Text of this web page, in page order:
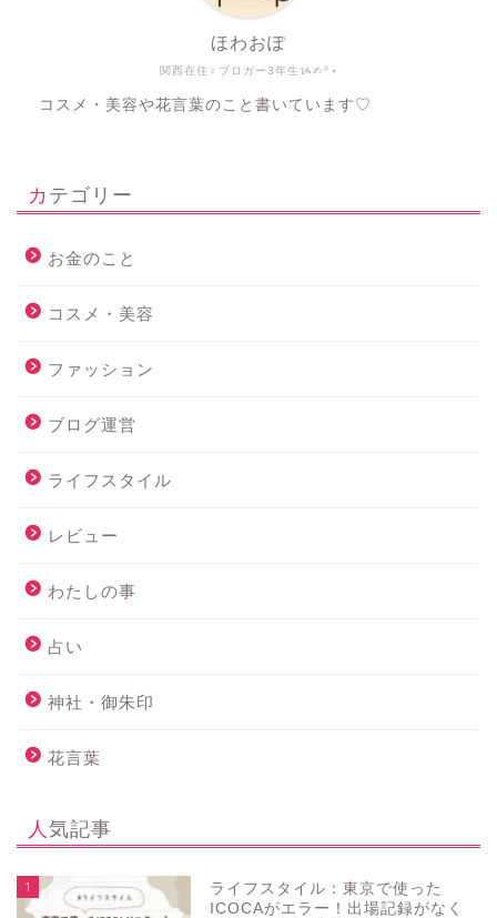
関西在住♀ブロガー3年生ᝰ✍︎꙳⋆
ほわおぽ
コスメ・美容や花言葉のこと書いています♡
カテゴリー
お金のこと
コスメ・美容
ファッション
ブログ運営
ライフスタイル
レビュー
わたしの事
占い
神社・御朱印
花言葉
人気記事
1
ライフスタイル：東京で使った
ICOCAがエラー！出場記録がなく